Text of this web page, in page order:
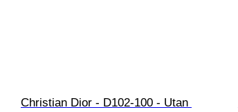
Christian Dior - D102-100 - Utan